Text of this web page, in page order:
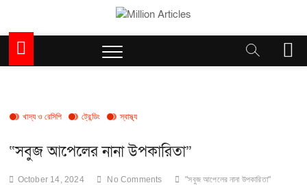
contentMillion Articles
M
e
খাদ্য ও রেসিপি ট্রেন্ডিং স্বাস্থ্য
“সবুজ আপেলের নানা উপকারিতা”
October 14, 2024 No Comments "সবুজ আপেলের নানা উপকারিতা"